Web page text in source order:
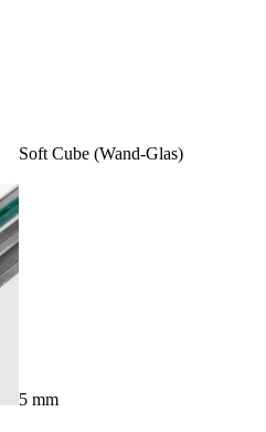
Soft Cube (Wand-Glas)
5 mm